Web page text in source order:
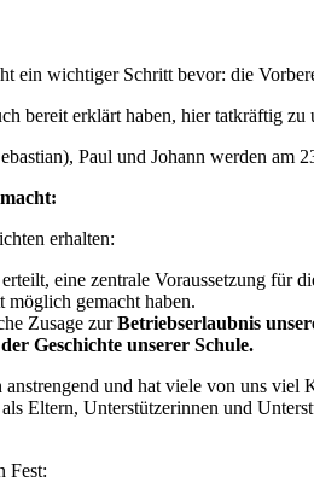
ein wichtiger Schritt bevor: die
bereit erklärt haben, hier tatkräftig zu
Paul und Johann werden am
erhalten:
eine zentrale Voraussetzung für
möglich gemacht haben.
Zusage zurBetriebserlaubnis
Geschichte unserer Schule.
und hat viele von uns
Eltern, Unterstützerinnen und
Fest: